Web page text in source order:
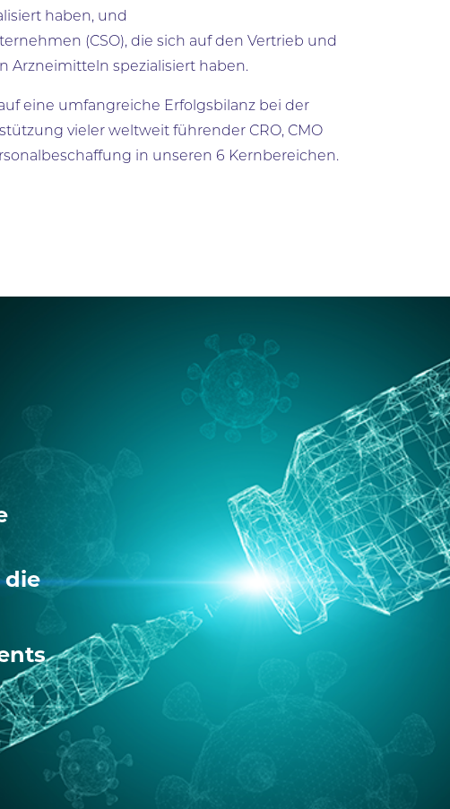
haben, und
(CSO), die sich auf den Vertrieb und
Arzneimitteln spezialisiert haben.
eine umfangreiche Erfolgsbilanz bei der
vieler weltweit führender CRO, CMO
in unseren 6 Kernbereichen.
die